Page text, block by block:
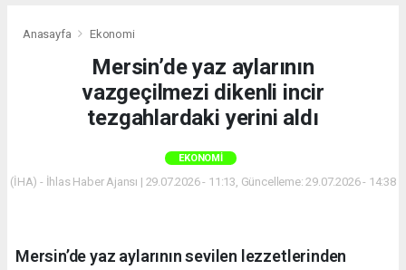
Anasayfa Ekonomi
Mersin’de yaz aylarının
vazgeçilmezi dikenli incir
tezgahlardaki yerini aldı
EKONOMI
(İHA) - İhlas Haber Ajansı | 29.07.2026 - 11:13, Güncelleme: 29.07.2026 - 14:38
Mersin’de yaz aylarının sevilen lezzetlerinden